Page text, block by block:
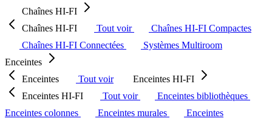
Chaînes HI-FI
Chaînes HI-FI
Tout voir
Chaînes HI-FI Compactes
Chaînes HI-FI Connectées
Systèmes Multiroom
Enceintes
Enceintes
Tout voir
Enceintes HI-FI
Enceintes HI-FI
Tout voir
Enceintes bibliothèques
Enceintes colonnes
Enceintes murales
Enceintes